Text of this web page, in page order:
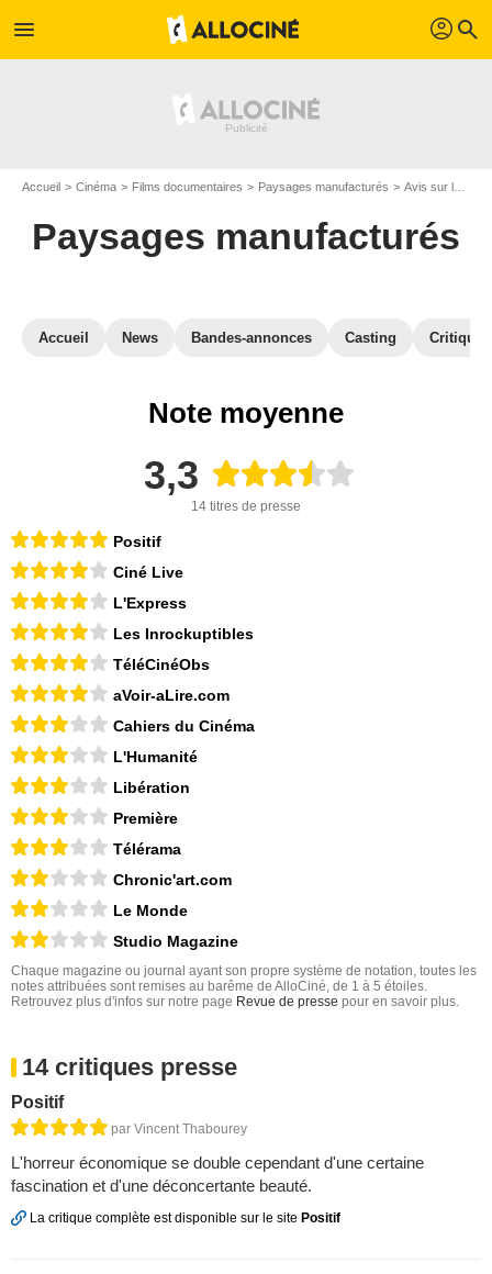
menu profil search
Accueil Cinéma Films documentaires Paysages manufacturés Avis sur le documentaire Paysages manufacturés
Paysages manufacturés
Accueil News Bandes-annonces Casting
Note moyenne
3,3
14 titres de presse
Positif
Ciné Live
L'Express
Les Inrockuptibles
TéléCinéObs
aVoir-aLire.com
Cahiers du Cinéma
L'Humanité
Libération
Première
Télérama
Chronic'art.com
Le Monde
Studio Magazine
Chaque magazine ou journal ayant son propre système de notation, toutes les
notes attribuées sont remises au barême de AlloCiné, de 1 à 5 étoiles.
Retrouvez plus d'infos sur notre page Revue de presse pour en savoir plus.
14 critiques presse
Positif
par Vincent Thabourey
L'horreur économique se double cependant d'une certaine
fascination et d'une déconcertante beauté.
La critique complète est disponible sur le site Positif